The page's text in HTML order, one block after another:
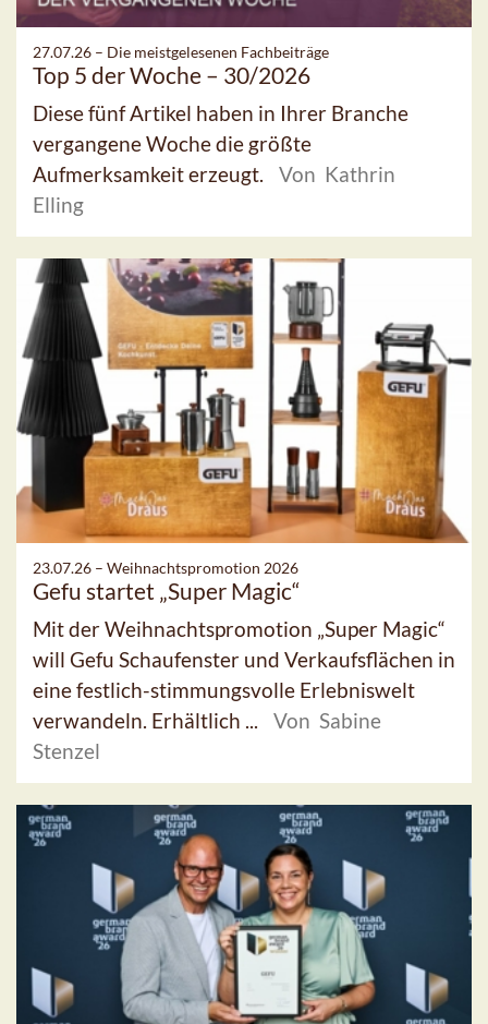
27.07.26 – Die meistgelesenen Fachbeiträge
Top 5 der Woche – 30/2026
Diese fünf Artikel haben in Ihrer Branche
vergangene Woche die größte
Aufmerksamkeit erzeugt.
Von Kathrin
Elling
23.07.26 – Weihnachtspromotion 2026
Gefu startet „Super Magic“
Mit der Weihnachtspromotion „Super Magic“
will Gefu Schaufenster und Verkaufsflächen in
eine festlich-stimmungsvolle Erlebniswelt
verwandeln. Erhältlich ...
Von Sabine
Stenzel